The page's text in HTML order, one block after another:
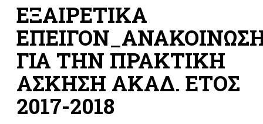
ΕΞΑΙΡΕΤΙΚΑ
ΓΙΑ ΤΗΝ ΠΡΑΚΤΙΚΗ
ΑΣΚΗΣΗ ΑΚΑΔ. ΕΤΟΣ
2017-2018